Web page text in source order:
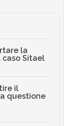
la
caso Sitael
il
questione